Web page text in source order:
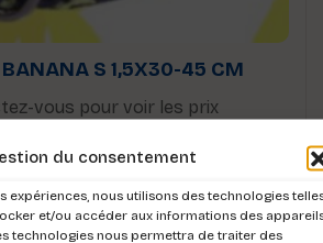
du consentement
expériences, nous utilisons des technologies
et/ou accéder aux informations des
technologies nous permettra de traiter des
BANANA S 1,5X30-45 CM
vous pour voir les prix